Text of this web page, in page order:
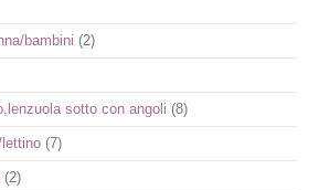
bambini (2)
sotto con angoli (8)
(7)
(2)